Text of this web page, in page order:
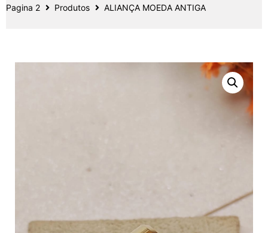
Pagina 2 Produtos ALIANÇA MOEDA ANTIGA